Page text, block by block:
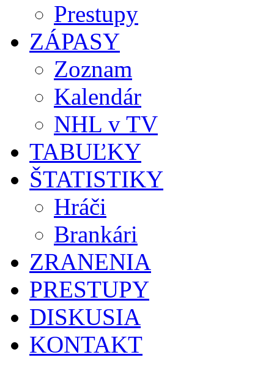
Prestupy
ZÁPASY
Zoznam
Kalendár
NHL v TV
TABUĽKY
ŠTATISTIKY
Hráči
Brankári
ZRANENIA
PRESTUPY
DISKUSIA
KONTAKT